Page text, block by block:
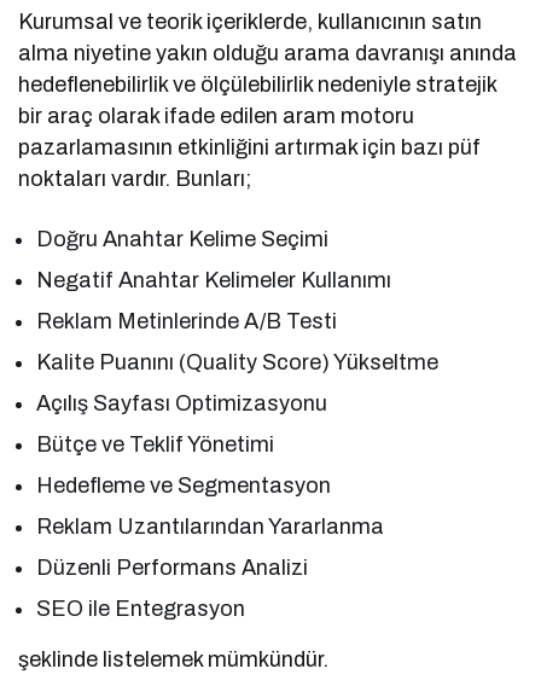
Kurumsal ve teorik içeriklerde, kullanıcının satın
alma niyetine yakın olduğu arama davranışı anında
hedeflenebilirlik ve ölçülebilirlik nedeniyle stratejik
bir araç olarak ifade edilen aram motoru
pazarlamasının etkinliğini artırmak için bazı püf
noktaları vardır. Bunları;
Doğru Anahtar Kelime Seçimi
Negatif Anahtar Kelimeler Kullanımı
Reklam Metinlerinde A/B Testi
Kalite Puanını (Quality Score) Yükseltme
Açılış Sayfası Optimizasyonu
Bütçe ve Teklif Yönetimi
Hedefleme ve Segmentasyon
Reklam Uzantılarından Yararlanma
Düzenli Performans Analizi
SEO ile Entegrasyon
şeklinde listelemek mümkündür.